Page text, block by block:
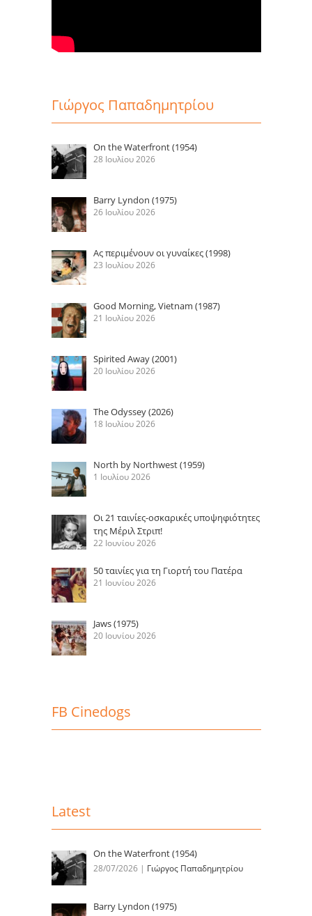
Γιώργος Παπαδημητρίου
On the Waterfront (1954)
28 Ιουλίου 2026
Barry Lyndon (1975)
26 Ιουλίου 2026
Ας περιμένουν οι γυναίκες (1998)
23 Ιουλίου 2026
Good Morning, Vietnam (1987)
21 Ιουλίου 2026
Spirited Away (2001)
20 Ιουλίου 2026
The Odyssey (2026)
18 Ιουλίου 2026
North by Northwest (1959)
1 Ιουλίου 2026
Οι 21 ταινίες-οσκαρικές υποψηφιότητες
της Μέριλ Στριπ!
22 Ιουνίου 2026
50 ταινίες για τη Γιορτή του Πατέρα
21 Ιουνίου 2026
Jaws (1975)
20 Ιουνίου 2026
FB Cinedogs
Latest
On the Waterfront (1954)
28/07/2026 | Γιώργος Παπαδημητρίου
Barry Lyndon (1975)